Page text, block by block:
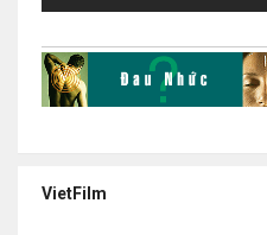
VietFilm